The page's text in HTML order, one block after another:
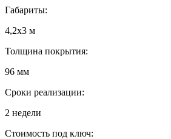
Габариты:
4,2х3 м
Толщина покрытия:
96 мм
Сроки реализации:
2 недели
Стоимость под ключ: